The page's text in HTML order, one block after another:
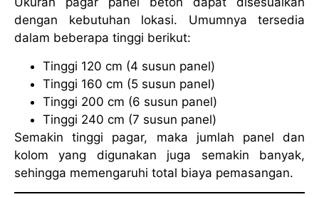
dengan kebutuhan lokasi. Umumnya tersedia
dalam beberapa tinggi berikut:
Tinggi 120 cm (4 susun panel)
Tinggi 160 cm (5 susun panel)
Tinggi 200 cm (6 susun panel)
Tinggi 240 cm (7 susun panel)
Semakin tinggi pagar, maka jumlah panel dan
kolom yang digunakan juga semakin banyak,
sehingga memengaruhi total biaya pemasangan.